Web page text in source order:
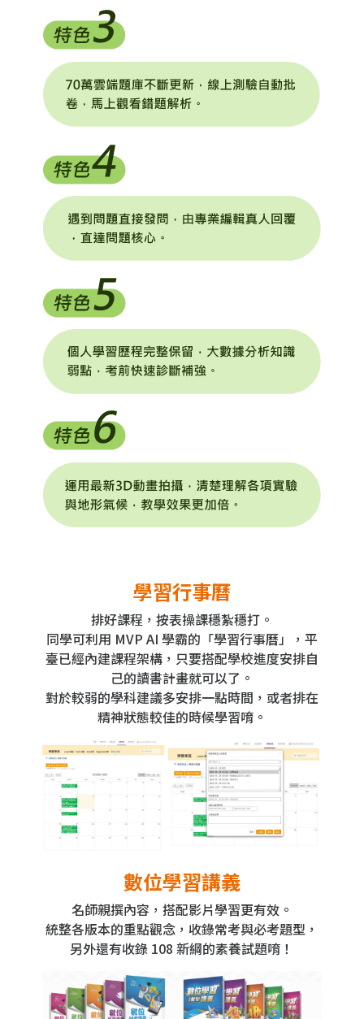
學習行事曆
排好課程，按表操課穩紮穩打。
同學可利用 MVP AI 學霸的「學習行事曆」，平
臺已經內建課程架構，只要搭配學校進度安排自
己的讀書計畫就可以了。
對於較弱的學科建議多安排一點時間，或者排在
精神狀態較佳的時候學習唷。
數位學習講義
名師親撰內容，搭配影片學習更有效。
統整各版本的重點觀念，收錄常考與必考題型，
另外還有收錄 108 新綱的素養試題唷！